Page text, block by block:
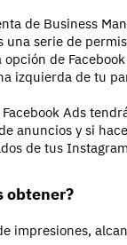
de Business
una serie de
de
izquierda de tu
Ads
anuncios y si
de tus
obtener?
impresiones,